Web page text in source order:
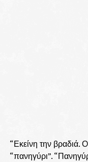
“Εκείνη την βραδιά.
“πανηγύρι”.